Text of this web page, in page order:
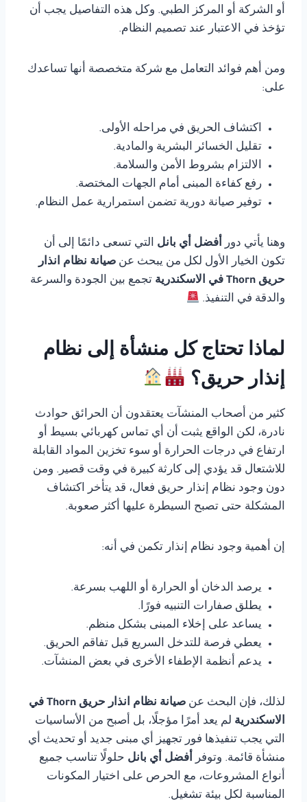
أو الشركة أو المركز الطبي. وكل هذه التفاصيل يجب أن
تؤخذ في الاعتبار عند تصميم النظام.
ومن أهم فوائد التعامل مع شركة متخصصة أنها تساعدك
على:
اكتشاف الحريق في مراحله الأولى.
تقليل الخسائر البشرية والمادية.
الالتزام بشروط الأمن والسلامة.
رفع كفاءة المبنى أمام الجهات المختصة.
توفير صيانة دورية تضمن استمرارية عمل النظام.
وهنا يأتي دور أفضل أي بانل التي تسعى دائمًا إلى أن
تكون الخيار الأول لكل من يبحث عن صيانة نظام انذار
حريق Thorn في الاسكندرية
تجمع بين الجودة والسرعة
والدقة في التنفيذ.
لماذا تحتاج كل منشأة إلى نظام
إنذار حريق؟
كثير من أصحاب المنشآت يعتقدون أن الحرائق حوادث
نادرة، لكن الواقع يثبت أن أي تماس كهربائي بسيط أو
ارتفاع في درجات الحرارة أو سوء تخزين المواد القابلة
للاشتعال قد يؤدي إلى كارثة كبيرة في وقت قصير. ومن
دون وجود نظام إنذار حريق فعال، قد يتأخر اكتشاف
المشكلة حتى تصبح السيطرة عليها أكثر صعوبة.
إن أهمية وجود نظام إنذار تكمن في أنه:
يرصد الدخان أو الحرارة أو اللهب بسرعة.
يطلق صفارات التنبيه فورًا.
يساعد على إخلاء المبنى بشكل منظم.
يعطي فرصة للتدخل السريع قبل تفاقم الحريق.
يدعم أنظمة الإطفاء الأخرى في بعض المنشآت.
لذلك، فإن البحث عن
صيانة نظام انذار حريق Thorn في
الاسكندرية لم يعد أمرًا مؤجلًا، بل أصبح من الأساسيات
التي يجب تنفيذها فور تجهيز أي مبنى جديد أو تحديث أي
منشأة قائمة. وتوفر أفضل أي بانل حلولًا تناسب جميع
أنواع المشروعات، مع الحرص على اختيار المكونات
المناسبة لكل بيئة تشغيل.